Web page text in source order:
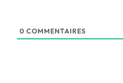
0 COMMENTAIRES